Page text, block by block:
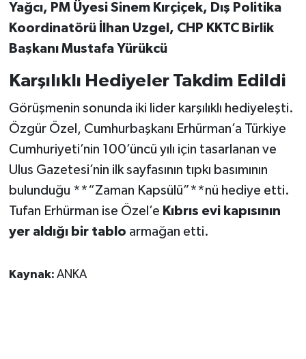
Yağcı, PM Üyesi Sinem Kırçiçek, Dış Politika
Koordinatörü
İlhan Uzgel, CHP KKTC Birlik
Başkanı Mustafa Yürükcü
Karşılıklı Hediyeler Takdim Edildi
Görüşmenin sonunda iki lider karşılıklı hediyeleşti.
Özgür Özel, Cumhurbaşkanı Erhürman’a Türkiye
Cumhuriyeti’nin 100’üncü yılı için tasarlanan ve
Ulus Gazetesi’nin ilk sayfasının tıpkı basımının
bulunduğu **“Zaman Kapsülü”**nü hediye etti.
Tufan Erhürman ise Özel’e Kıbrıs evi kapısının
yer aldığı bir tablo armağan etti.
Kaynak: ANKA